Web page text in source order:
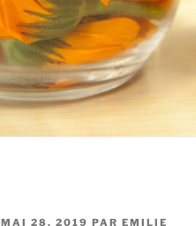
PUBLIÉ
MAI 28, 2019 PAR EMILIE